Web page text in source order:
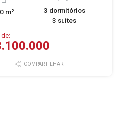
m²
3 dormitórios
3 suítes
COMPARTILHAR